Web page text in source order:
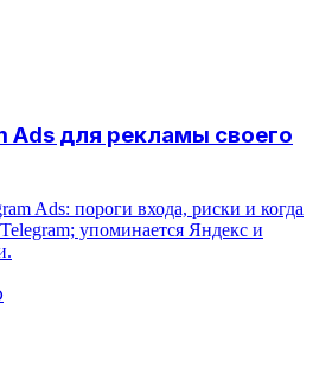
Ads для рекламы своего
Ads: пороги входа, риски и когда
упоминается Яндекс и